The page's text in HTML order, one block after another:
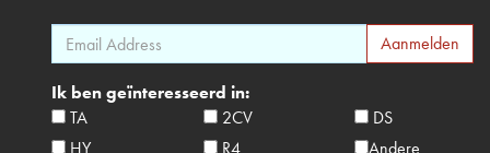
Ik ben geïnteresseerd in:
TA
2CV
DS